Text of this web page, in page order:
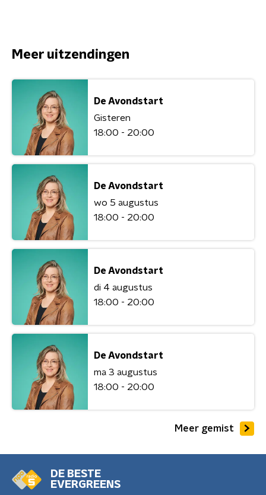
Meer uitzendingen
De Avondstart
Gisteren
18:00 - 20:00
De Avondstart
wo 5 augustus
18:00 - 20:00
De Avondstart
di 4 augustus
18:00 - 20:00
De Avondstart
ma 3 augustus
18:00 - 20:00
Meer gemist
DE BESTE
EVERGREENS